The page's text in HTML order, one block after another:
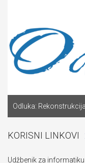
KORISNI LINKOVI
Udžbenik za